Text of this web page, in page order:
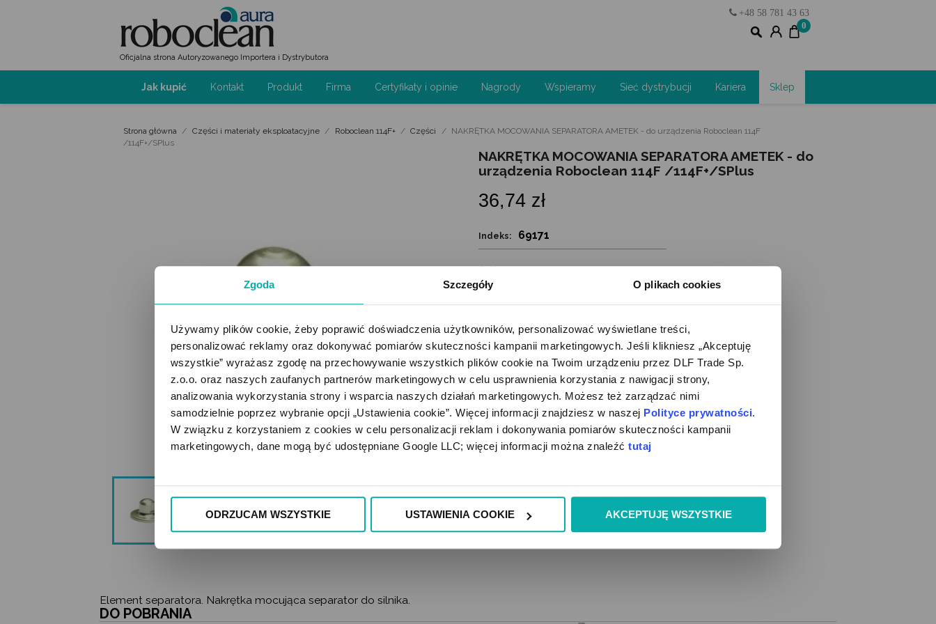
Zgoda Szczegóły O plikach cookies
Używamy plików cookie, żeby poprawić doświadczenia użytkowników, personalizować wyświetlane treści,
personalizować reklamy oraz dokonywać pomiarów skuteczności kampanii marketingowych. Jeśli klikniesz „Akceptuję
wszystkie” wyrażasz zgodę na przechowywanie wszystkich plików cookie na Twoim urządzeniu przez DLF Trade Sp.
z.o.o. oraz naszych zaufanych partnerów marketingowych w celu usprawnienia korzystania z nawigacji strony,
analizowania wykorzystania strony i wsparcia naszych działań marketingowych. Możesz też zarządzać nimi
samodzielnie poprzez wybranie opcji „Ustawienia cookie”. Więcej informacji znajdziesz w naszej Polityce prywatności.
W związku z korzystaniem z cookies w celu personalizacji reklam i dokonywania pomiarów skuteczności kampanii
marketingowych, dane mogą być udostępniane Google LLC; więcej informacji można znaleźć tutaj
ODRZUCAM WSZYSTKIE USTAWIENIA COOKIE AKCEPTUJĘ WSZYSTKIE
Oficjalna strona Autoryzowanego Importera i Dystrybutora
+48 58 781 43 63
0
Jak kupić Kontakt Produkt Firma Certyfikaty i opinie Nagrody Wspieramy Sieć dystrybucji Kariera Sklep
Strona główna Części i materiały eksploatacyjne Roboclean 114F+ Części
NAKRĘTKA MOCOWANIA SEPARATORA AMETEK - do urządzenia Roboclean 114F
/114F+/SPlus
NAKRĘTKA MOCOWANIA SEPARATORA AMETEK - do
urządzenia Roboclean 114F /114F+/SPlus
36,74 zł
Indeks: 69171
Ilość
DODAJ DO KOSZYKA
Bezpieczny system płatności
Element separatora. Nakrętka mocująca separator do silnika.
DO POBRANIA